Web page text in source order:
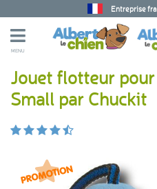
Entreprise
MENU
Jouet flotteur
Small par Chuckit